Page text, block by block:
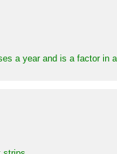
a year and is a factor in